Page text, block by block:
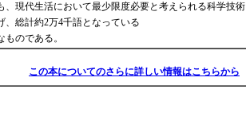
現代生活において最少限度必要と考えられる科学技術
総計約2万4千語となっている
のである。
この本についてのさらに詳しい情報はこちらから